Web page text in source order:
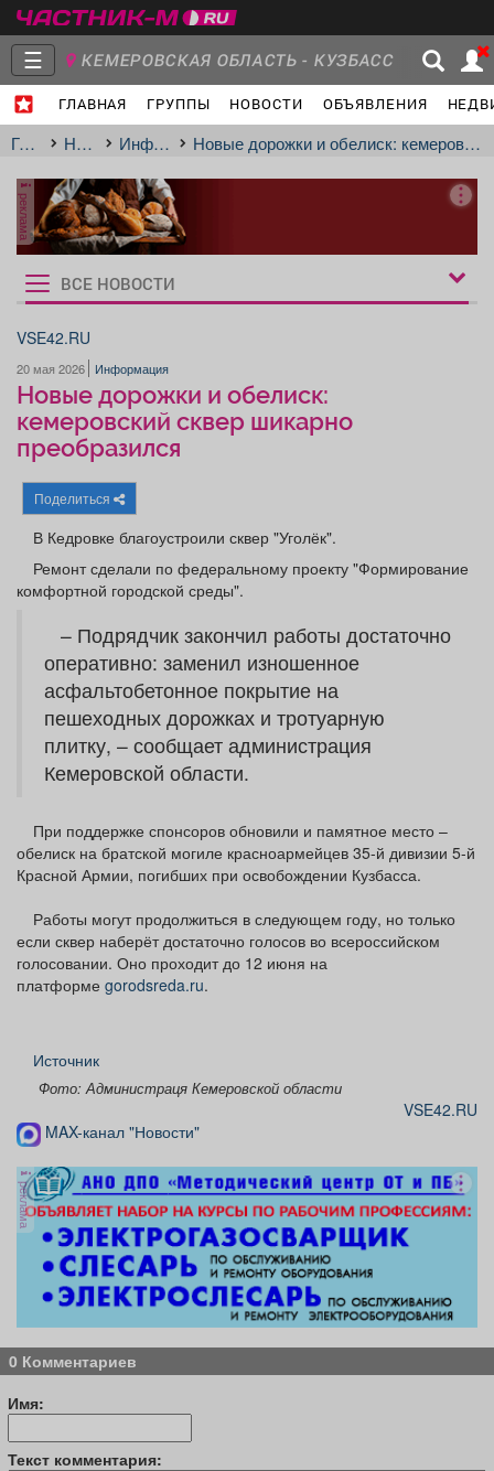
☰ КЕМЕРОВСКАЯ ОБЛАСТЬ - КУЗБАСС
ГЛАВНАЯ ГРУППЫ НОВОСТИ ОБЪЯВЛЕНИЯ
Главная
Группы Новости
Объявления Недвижимость Услуги
Работа
Афиша
Поздравления Погода
ТВ программа Я - пенсионер
ГлавнаяНовостиИнформация Новые дорожки и обелиск: кемеровский сквер шикарно преобразился
реклама
Рукбрики
новостей
ВСЕ НОВОСТИ
VSE42.RU
20 мая 2026 Информация
Новые дорожки и обелиск:
кемеровский сквер шикарно
преобразился
Поделиться
В Кедровке благоустроили сквер "Уголёк".
Ремонт сделали по федеральному проекту "Формирование
комфортной городской среды".
– Подрядчик закончил работы достаточно
оперативно: заменил изношенное
асфальтобетонное покрытие на
пешеходных дорожках и тротуарную
плитку, – сообщает администрация
Кемеровской области.
При поддержке спонсоров обновили и памятное место –
обелиск на братской могиле красноармейцев 35-й дивизии 5-й
Красной Армии, погибших при освобождении Кузбасса.
Работы могут продолжиться в следующем году, но только
если сквер наберёт достаточно голосов во всероссийском
голосовании. Оно проходит до 12 июня на
платформе gorodsreda.ru.
Источник
Фото: Администраця Кемеровской области
VSE42.RU
MAX-канал "Новости"
реклама
0 Комментариев
Имя:
Текст комментария: